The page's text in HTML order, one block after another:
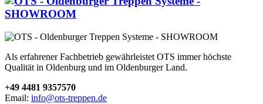
Als erfahrener Fachbetrieb gewährleistet OTS immer höchste
Qualität in Oldenburg und im Oldenburger Land.
+49 4481 9357570
Email: info@ots-treppen.de